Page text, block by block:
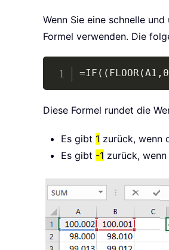
Wenn Sie eine schnelle
Formel verwenden. Die
Diese Formel rundet die
Es gibt 1 zurück, wenn
Es gibt -1 zurück,